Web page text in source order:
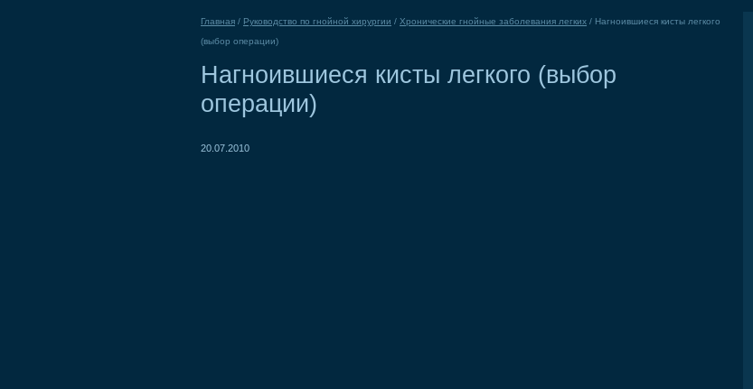
Главная / Руководство по гнойной хирургии / Хронические гнойные заболевания легких / Нагноившиеся кисты легкого
(выбор операции)
Нагноившиеся кисты легкого (выбор
операции)
20.07.2010